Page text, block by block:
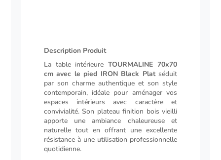
Description Produit
La table intérieureTOURMALINE 70x70
cm avec le pied IRON Black Platséduit
par son charme authentique et son style
contemporain, idéale pour aménager vos
espaces intérieurs avec caractère et
convivialité. Son plateau finition bois vieilli
apporte une ambiance chaleureuse et
naturelle tout en offrant une excellente
résistance à une utilisation professionnelle
quotidienne.